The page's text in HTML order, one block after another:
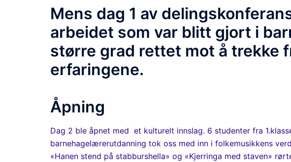
Mens dag 1 av
arbeidet som var blitt gjort i
større grad rettet mot å trekke
erfaringene.
Åpning
Dag 2 ble åpnet med et kulturelt innslag. 6 studenter fra
barnehagelærerutdanning tok oss med inn i folkemusikkens
«Hanen stend på stabburshella» og «Kjerringa med staven»